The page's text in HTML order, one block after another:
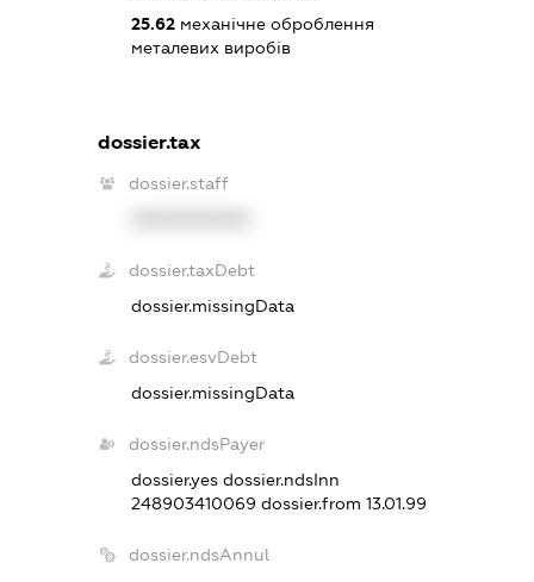
25.62 механічне оброблення
металевих виробів
dossier.tax
dossier.staff
dossier.taxDebt
dossier.missingData
dossier.esvDebt
dossier.missingData
dossier.ndsPayer
dossier.yesdossier.ndsInn
248903410069dossier.from 13.01.99
dossier.ndsAnnul